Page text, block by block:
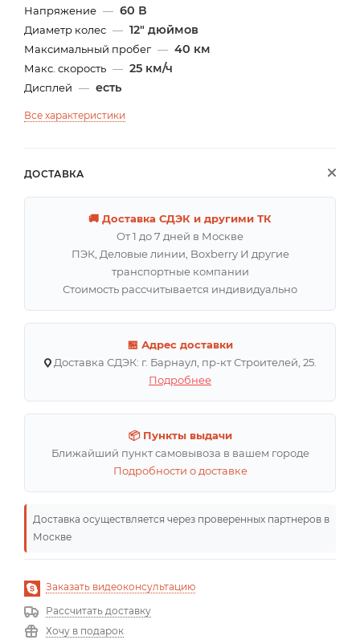
Напряжение — 60 В
Диаметр колес — 12" дюймов
Максимальный пробег — 40 км
Макс. скорость — 25 км/ч
Дисплей — есть
Все характеристики
ДОСТАВКА
🚚 Доставка СДЭК и другими ТК
От 1 до 7 дней в Москве
ПЭК, Деловые линии, Boxberry И другие
транспортные компании
Стоимость рассчитывается индивидуально
🏪 Адрес доставки
Доставка СДЭК: г. Барнаул, пр-кт Строителей, 25.
Подробнее
📦 Пункты выдачи
Ближайший пункт самовывоза в вашем городе
Подробности о доставке
Доставка осуществляется через проверенных партнеров в
Москве
Заказать видеоконсультацию
Рассчитать доставку
Хочу в подарок